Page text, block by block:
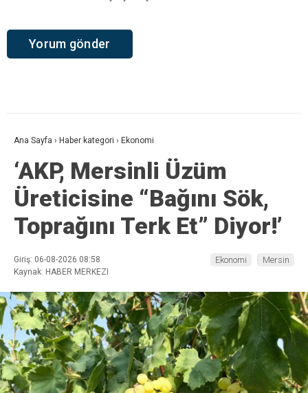
Ana Sayfa › Haber kategori › Ekonomi
‘AKP, Mersinli Üzüm
Üreticisine “Bağını Sök,
Toprağını Terk Et” Diyor!’
Giriş: 06-08-2026 08:58
Kaynak: HABER MERKEZI
Ekonomi Mersin